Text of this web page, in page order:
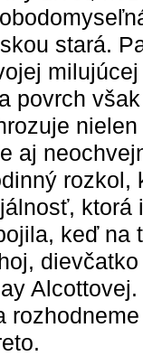
stará.
povrch
aj
rozkol,
ktorá
keď na